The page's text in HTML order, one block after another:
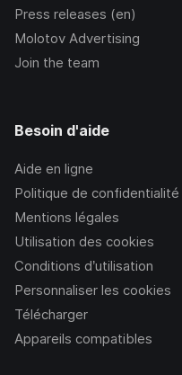
Press releases (en)
Molotov Advertising
Join the team
Besoin d'aide
Aide en ligne
Politique de confidentialité
Mentions légales
Utilisation des cookies
Conditions d’utilisation
Personnaliser les cookies
Télécharger
Appareils compatibles